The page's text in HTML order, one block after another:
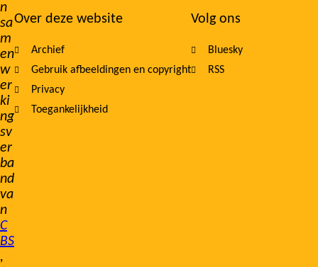
n
sa
m
en
w
er
ki
ng
sv
er
ba
nd
va
n
C
BS
,
Over deze website
Archief
Gebruik afbeeldingen en copyright
Privacy
Toegankelijkheid
Volg ons
Bluesky
RSS